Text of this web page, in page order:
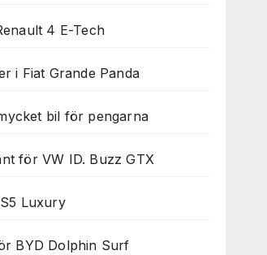
4 E-Tech
i Fiat Grande Panda
bil för pengarna
för VW ID. Buzz GTX
Luxury
BYD Dolphin Surf